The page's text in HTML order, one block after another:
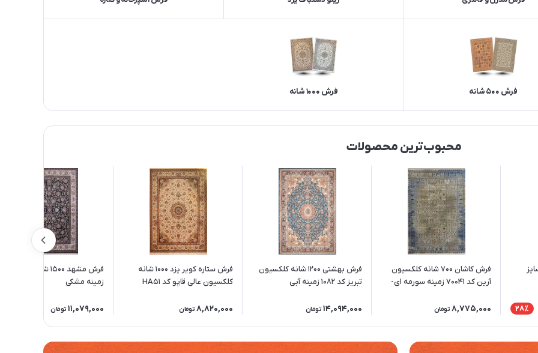
فرش 500 شانه فرش 1000 شانه
محبوب‌ترین محصولات
28٪
فرش کاشان 700 شانه کلکسیون
آرین کد 70041 زمینه سورمه ای-
8,775,000 تومان
فرش بهشتی 1200 شانه کلکسیون
تبریز کد 1082 زمینه آبی
14,094,000 تومان
فرش ستاره کویر یزد 1000 شانه
کلکسیون عالی قاپو کد HA51
8,820,000 تومان
زمینه مشکی
11,079,000 تومان